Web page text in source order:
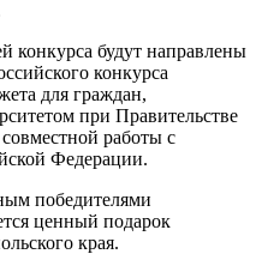
конкурса будут направлены
конкурса
для граждан,
при Правительстве
работы с
Федерации.
победителями
ценный подарок
края.